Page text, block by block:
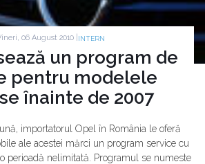
06 August 2010 | INTERN
un program de
pentru modelele
înainte de 2007
importatorul Opel în România le oferă
ale acestei mărci un program service cu
perioadă nelimitată. Programul se numeste